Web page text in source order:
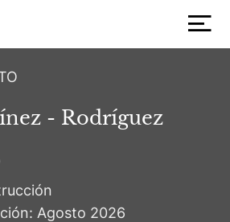
- Rodríguez
Agosto 2026